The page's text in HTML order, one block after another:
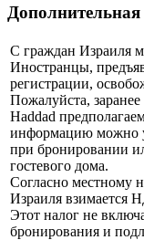
С граждан Израиля
Иностранцы,
регистрации,
Пожалуйста,
Haddad
информацию можно
при бронировании
гостевого дома.
Согласно местному
Израиля взимается
Этот налог не
бронирования и